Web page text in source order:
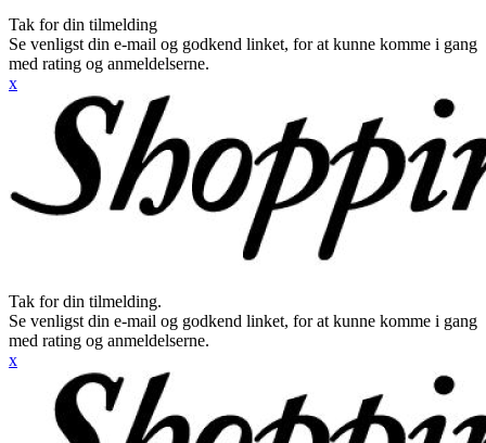
Tak for din tilmelding
Se venligst din e-mail og godkend linket, for at kunne komme i gang
med rating og anmeldelserne.
x
Tak for din tilmelding.
Se venligst din e-mail og godkend linket, for at kunne komme i gang
med rating og anmeldelserne.
x